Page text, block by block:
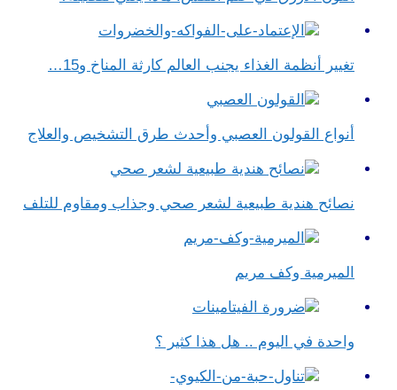
تغيير أنظمة الغذاء يجنب العالم كارثة المناخ و15…
أنواع القولون العصبي وأحدث طرق التشخيص والعلاج
نصائح هندية طبيعية لشعر صحي وجذاب ومقاوم للتلف
الميرمية وكف مريم
واحدة في اليوم .. هل هذا كثير ؟